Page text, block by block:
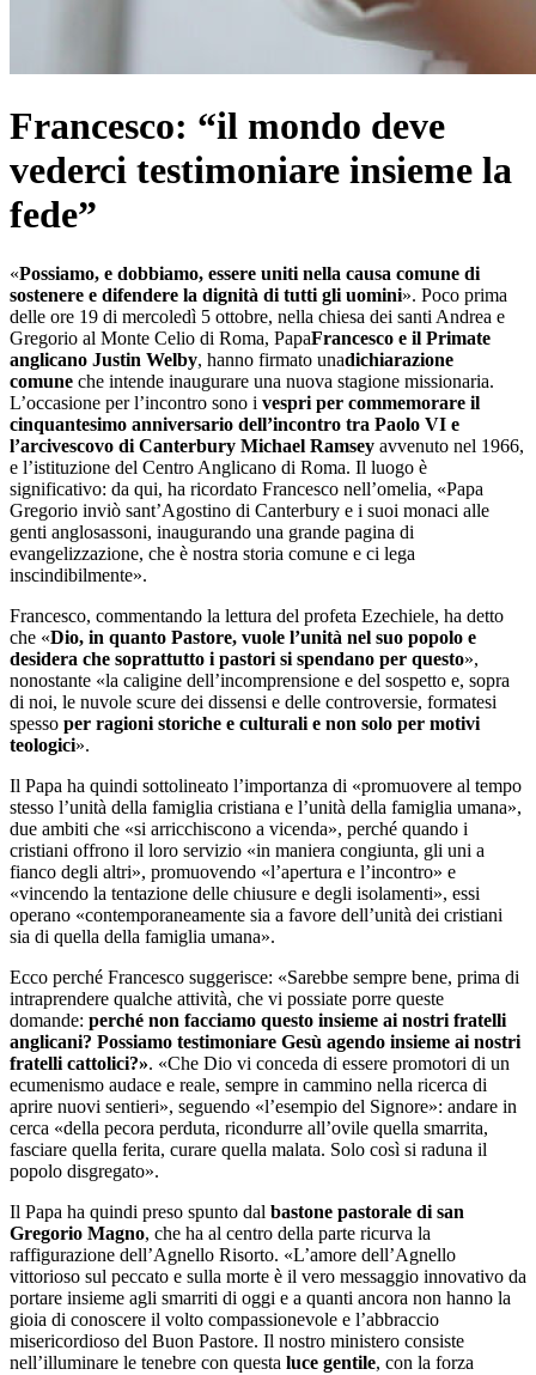
Francesco: “il mondo deve
vederci testimoniare insieme la
fede”
«Possiamo, e dobbiamo, essere uniti nella causa comune di
sostenere e difendere la dignità di tutti gli uomini». Poco prima
delle ore 19 di mercoledì 5 ottobre, nella chiesa dei santi Andrea e
Gregorio al Monte Celio di Roma, PapaFrancesco e il Primate
anglicano Justin Welby, hanno firmato unadichiarazione
comune che intende inaugurare una nuova stagione missionaria.
L’occasione per l’incontro sono i vespri per commemorare il
cinquantesimo anniversario dell’incontro tra Paolo VI e
l’arcivescovo di Canterbury Michael Ramsey avvenuto nel 1966,
e l’istituzione del Centro Anglicano di Roma. Il luogo è
significativo: da qui, ha ricordato Francesco nell’omelia, «Papa
Gregorio inviò sant’Agostino di Canterbury e i suoi monaci alle
genti anglosassoni, inaugurando una grande pagina di
evangelizzazione, che è nostra storia comune e ci lega
inscindibilmente».
Francesco, commentando la lettura del profeta Ezechiele, ha detto
che «Dio, in quanto Pastore, vuole l’unità nel suo popolo e
desidera che soprattutto i pastori si spendano per questo»,
nonostante «la caligine dell’incomprensione e del sospetto e, sopra
di noi, le nuvole scure dei dissensi e delle controversie, formatesi
spesso per ragioni storiche e culturali e non solo per motivi
teologici».
Il Papa ha quindi sottolineato l’importanza di «promuovere al tempo
stesso l’unità della famiglia cristiana e l’unità della famiglia umana»,
due ambiti che «si arricchiscono a vicenda», perché quando i
cristiani offrono il loro servizio «in maniera congiunta, gli uni a
fianco degli altri», promuovendo «l’apertura e l’incontro» e
«vincendo la tentazione delle chiusure e degli isolamenti», essi
operano «contemporaneamente sia a favore dell’unità dei cristiani
sia di quella della famiglia umana».
Ecco perché Francesco suggerisce: «Sarebbe sempre bene, prima di
intraprendere qualche attività, che vi possiate porre queste
domande: perché non facciamo questo insieme ai nostri fratelli
anglicani? Possiamo testimoniare Gesù agendo insieme ai nostri
fratelli cattolici?». «Che Dio vi conceda di essere promotori di un
ecumenismo audace e reale, sempre in cammino nella ricerca di
aprire nuovi sentieri», seguendo «l’esempio del Signore»: andare in
cerca «della pecora perduta, ricondurre all’ovile quella smarrita,
fasciare quella ferita, curare quella malata. Solo così si raduna il
popolo disgregato».
Il Papa ha quindi preso spunto dal bastone pastorale di san
Gregorio Magno, che ha al centro della parte ricurva la
raffigurazione dell’Agnello Risorto. «L’amore dell’Agnello
vittorioso sul peccato e sulla morte è il vero messaggio innovativo da
portare insieme agli smarriti di oggi e a quanti ancora non hanno la
gioia di conoscere il volto compassionevole e l’abbraccio
misericordioso del Buon Pastore. Il nostro ministero consiste
nell’illuminare le tenebre con questa luce gentile, con la forza